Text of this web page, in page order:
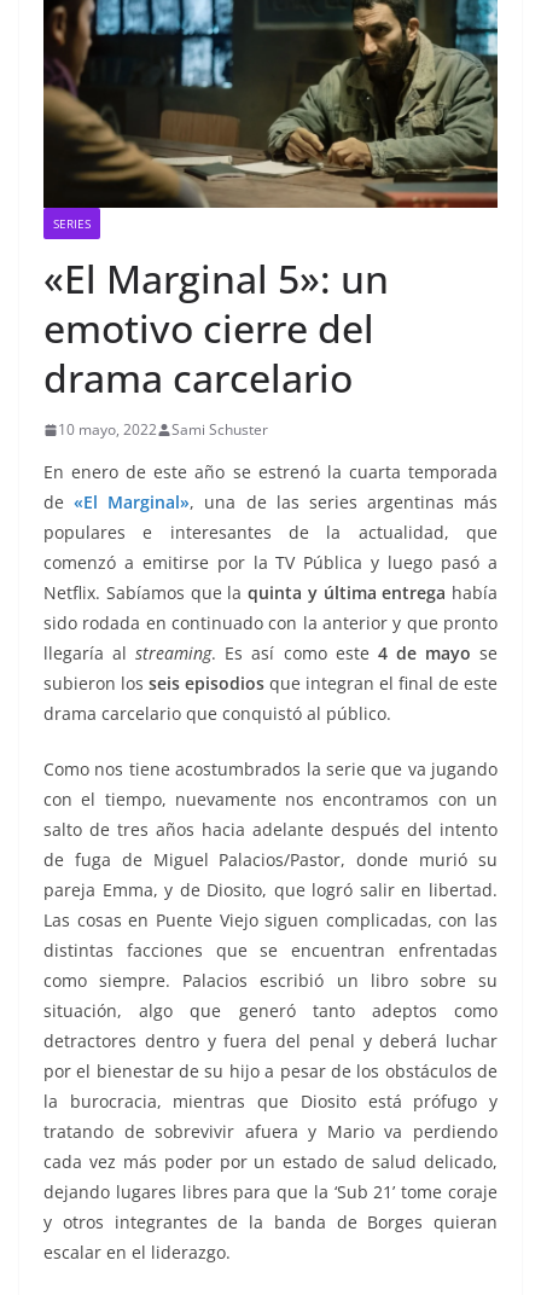
SERIES
«El Marginal 5»: un
emotivo cierre del
drama carcelario
10 mayo, 2022 Sami Schuster
En enero de este año se estrenó la cuarta temporada
de«El Marginal», una de las series argentinas más
populares e interesantes de la actualidad, que
comenzó a emitirse por la TV Pública y luego pasó a
Netflix. Sabíamos que la quinta y última entrega había
sido rodada en continuado con la anterior y que pronto
llegaría alstreaming. Es así como este 4 de mayo se
subieron los seis episodios que integran el final de este
drama carcelario que conquistó al público.
Como nos tiene acostumbrados la serie que va jugando
con el tiempo, nuevamente nos encontramos con un
salto de tres años hacia adelante después del intento
de fuga de Miguel Palacios/Pastor, donde murió su
pareja Emma, y de Diosito, que logró salir en libertad.
Las cosas en Puente Viejo siguen complicadas, con las
distintas facciones que se encuentran enfrentadas
como siempre. Palacios escribió un libro sobre su
situación, algo que generó tanto adeptos como
detractores dentro y fuera del penal y deberá luchar
por el bienestar de su hijo a pesar de los obstáculos de
la burocracia, mientras que Diosito está prófugo y
tratando de sobrevivir afuera y Mario va perdiendo
cada vez más poder por un estado de salud delicado,
dejando lugares libres para que la ‘Sub 21’ tome coraje
y otros integrantes de la banda de Borges quieran
escalar en el liderazgo.